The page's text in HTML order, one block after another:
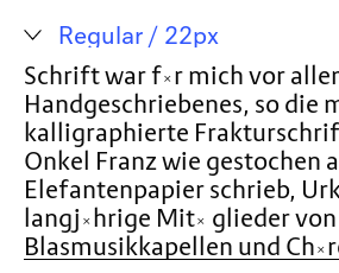
Schrift war für mich vor
Handgeschriebenes, so die
kalligraphierte
Onkel Franz wie gestochen
Elefantenpapier schrieb,
langjährige Mit- glieder von
Blasmusikkapellen und